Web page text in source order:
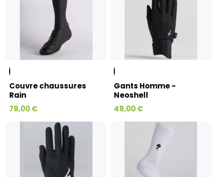
Couvre chaussures
Rain
79,00 €
Gants Homme -
Neoshell
49,00 €